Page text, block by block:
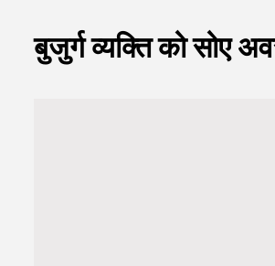
बुजुर्ग व्यक्ति को सोए